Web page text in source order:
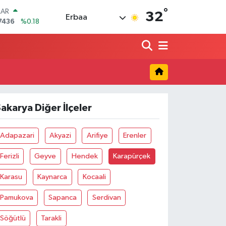
%0.18
Erbaa 32°
Diğer İlçeler
Adapazari Akyazi Arifiye Erenler
Ferizli Geyve Hendek Karapürçek
Karasu Kaynarca Kocaali
Pamukova Sapanca Serdivan
Söğütlü Tarakli